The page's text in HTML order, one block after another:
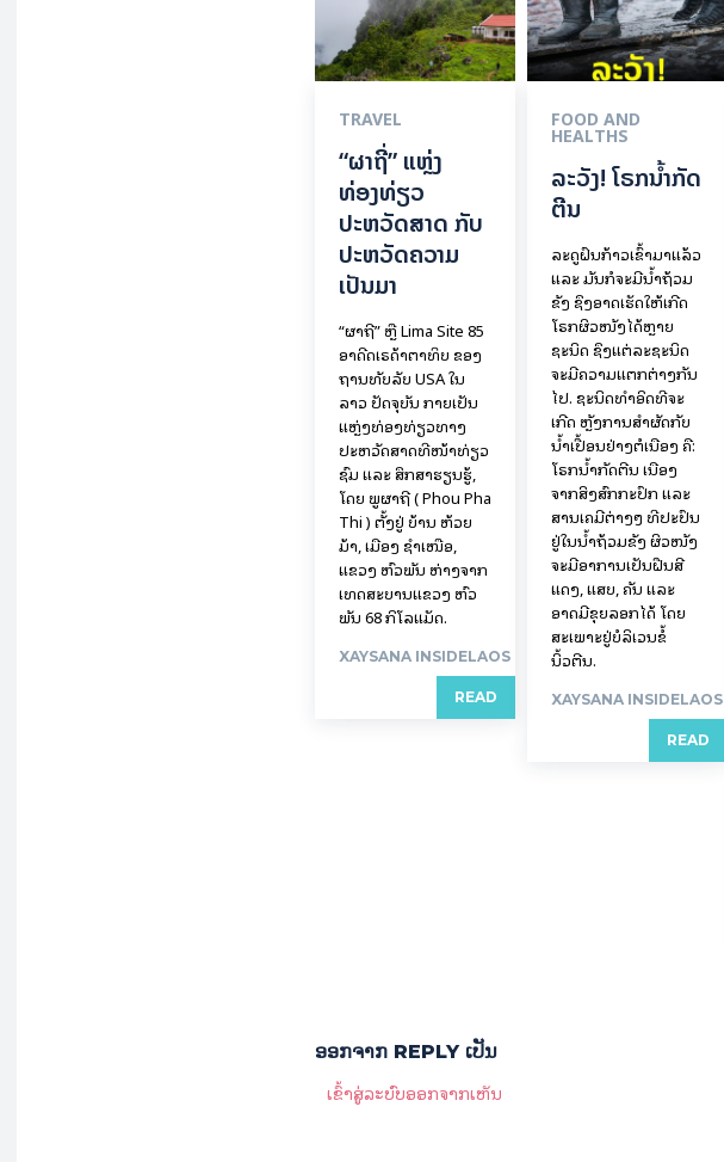
TRAVEL
“ຜາຖີ່” ແຫຼ່ງ
ທ່ອງທ່ຽວ
ປະຫວັດສາດ ກັບ
ປະຫວັດຄວາມ
ເປັນມາ
“ຜາຖີ່” ຫຼື Lima Site 85
ອາດີດເຣດ້າຕາທິບ ຂອງ
ຖານທັບລັບ USA ໃນ
ລາວ ປັດຈຸບັນ ກາຍເປັນ
ແຫຼ່ງທ່ອງທ່ຽວທາງ
ປະຫວັດສາດທີ່ໜ້າທ່ຽວ
ຊົມ ແລະ ສຶກສາຮຽນຮູ້,
ໂດຍ ພູຜາຖີ່ ( Phou Pha
Thi ) ຕັ້ງຢູ່ ບ້ານ ຫ້ວຍ
ມ້າ, ເມືອງ ຊໍາເໜືອ,
ແຂວງ ຫົວພັນ ຫ່າງຈາກ
ເທດສະບານແຂວງ ຫົວ
ພັນ 68 ກິ​ໂລ​ແມັດ.
XAYSANA INSIDELAOS
READ
FOOD AND
HEALTHS
ລະວັງ! ໂຣກນ້ຳກັດ
ຕີນ
ລະດູຝົນກ້າວເຂົ້າມາແລ້ວ
ແລະ ມັນກໍຈະມີນ້ຳຖ້ວມ
ຂັງ ຊຶ່ງອາດເຮັດໃຫ້ເກີດ
ໂຣກຜິວໜັງໄດ້ຫຼາຍ
ຊະນິດ ຊຶ່ງແຕ່ລະຊະນິດ
ຈະມີຄວາມແຕກຕ່າງກັນ
ໄປ. ຊະນິດທຳອິດທີ່ຈະ
ເກີດ ຫຼັງການສຳຜັດກັບ
ນ້ຳເປື້ອນຢ່າງຕໍ່ເນື່ອງ ຄື:
ໂຣກນ້ຳກັດຕີນ ເນື່ອງ
ຈາກສິ່ງສົກກະປົກ ແລະ
ສານເຄມີຕ່າງໆ ທີ່ປະປົນ
ຢູ່ໃນນ້ຳຖ້ວມຂັງ ຜິວໜັງ
ຈະມີອາການເປັນຝື່ນສີ
ແດງ, ແສບ, ຄັນ ແລະ
ອາດມີຂຸຍລອກໄດ້ ໂດຍ
ສະເພາະຢູ່ບໍລິເວນຂໍ້
ນິ້ວຕີນ.
XAYSANA INSIDELAOS
READ
ອອກ​ຈາກ REPLY ເປັນ
ເຂົ້າ​ສູ່​ລະ​ບົບ​ອອກ​ຈາກ​ເຫັນ